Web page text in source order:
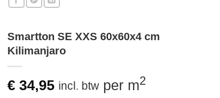
Smartton SE XXS 60x60x4 cm
Kilimanjaro
€ 34,95 incl. btw per m2